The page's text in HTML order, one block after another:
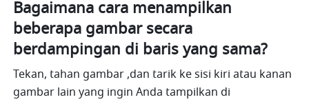
Bagaimana cara menampilkan
beberapa gambar secara
berdampingan di baris yang sama?
Tekan, tahan gambar ,dan tarik ke sisi kiri atau kanan
gambar lain yang ingin Anda tampilkan di